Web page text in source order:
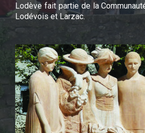
Lodève fait partie de la
Lodévois et Larzac.